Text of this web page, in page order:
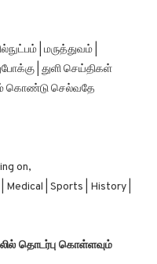
| மருத்துவம் |
| துளி செய்திகள்
கொண்டு செல்வதே
Medical | Sports | History |
தொடர்பு கொள்ளவும்